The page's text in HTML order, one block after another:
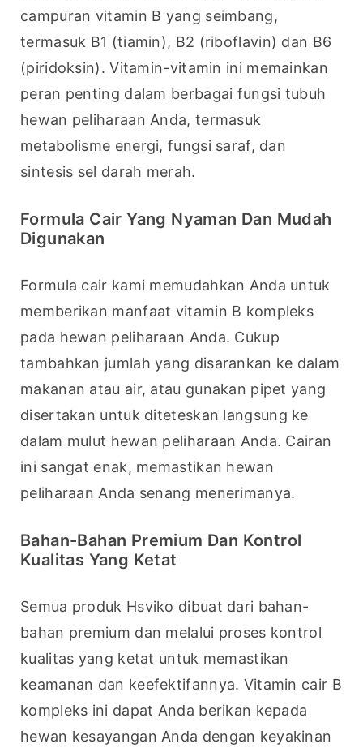
campuran vitamin B yang seimbang,
termasuk B1 (tiamin), B2 (riboflavin) dan B6
(piridoksin). Vitamin-vitamin ini memainkan
peran penting dalam berbagai fungsi tubuh
hewan peliharaan Anda, termasuk
metabolisme energi, fungsi saraf, dan
sintesis sel darah merah.
Formula Cair Yang Nyaman Dan Mudah
Digunakan
Formula cair kami memudahkan Anda untuk
memberikan manfaat vitamin B kompleks
pada hewan peliharaan Anda. Cukup
tambahkan jumlah yang disarankan ke dalam
makanan atau air, atau gunakan pipet yang
disertakan untuk diteteskan langsung ke
dalam mulut hewan peliharaan Anda. Cairan
ini sangat enak, memastikan hewan
peliharaan Anda senang menerimanya.
Bahan-Bahan Premium Dan Kontrol
Kualitas Yang Ketat
Semua produk Hsviko dibuat dari bahan-
bahan premium dan melalui proses kontrol
kualitas yang ketat untuk memastikan
keamanan dan keefektifannya. Vitamin cair B
kompleks ini dapat Anda berikan kepada
hewan kesayangan Anda dengan keyakinan